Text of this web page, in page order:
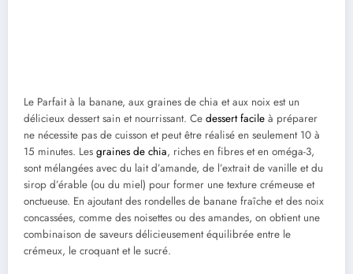
Le Parfait à la banane, aux graines de chia et aux noix est un
délicieux dessert sain et nourrissant. Ce dessert facile à préparer
ne nécessite pas de cuisson et peut être réalisé en seulement 10 à
15 minutes. Les graines de chia, riches en fibres et en oméga-3,
sont mélangées avec du lait d’amande, de l’extrait de vanille et du
sirop d’érable (ou du miel) pour former une texture crémeuse et
onctueuse. En ajoutant des rondelles de banane fraîche et des noix
concassées, comme des noisettes ou des amandes, on obtient une
combinaison de saveurs délicieusement équilibrée entre le
crémeux, le croquant et le sucré.